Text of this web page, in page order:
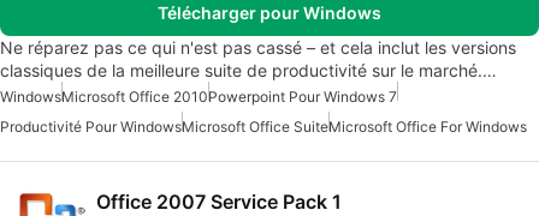
Télécharger pour Windows
Ne réparez pas ce qui n'est pas cassé – et cela inclut les versions
classiques de la meilleure suite de productivité sur le marché.…
WindowsMicrosoft Office 2010Powerpoint Pour Windows 7
Productivité Pour WindowsMicrosoft Office SuiteMicrosoft Office For Windows
Office 2007 Service Pack 1